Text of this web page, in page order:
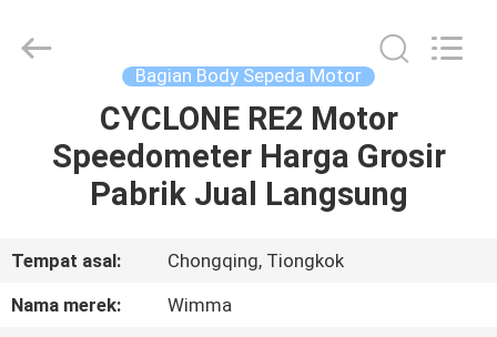
RUMAH
PRODUK
VIDEO
Spare
Parts
Bagian Body Sepeda Motor
CYCLONE RE2 Motor
Speedometer Harga Grosir
Pabrik Jual Langsung
Tempat asal:
Chongqing, Tiongkok
Nama merek:
Wimma